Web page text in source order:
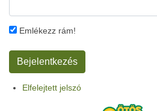
Emlékezz rám!
Elfelejtett jelszó